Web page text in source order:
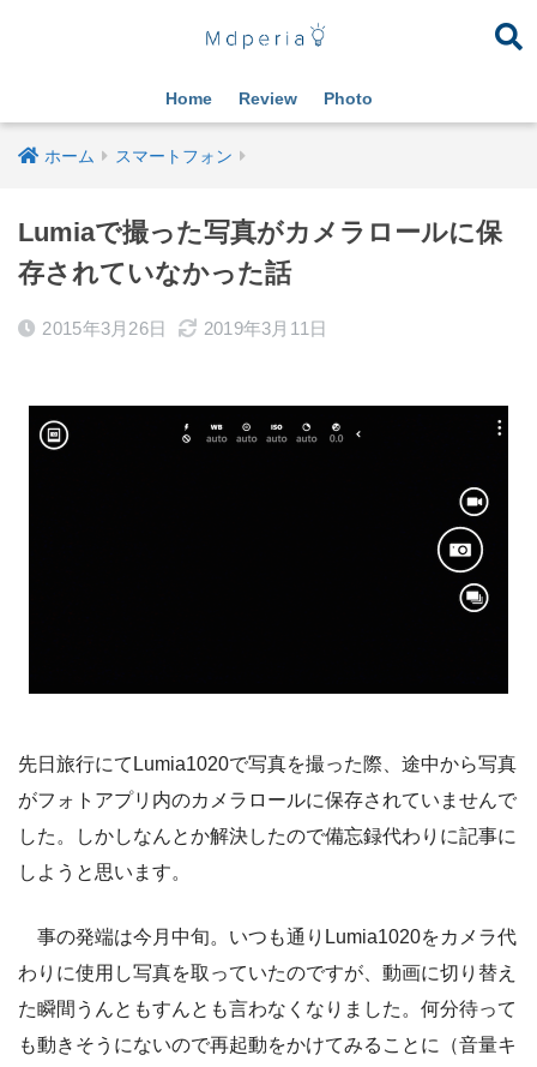
Home Review Photo
ホーム スマートフォン
Lumiaで撮った写真がカメラロールに保
存されていなかった話
2015年3月26日 2019年3月11日
先日旅行にてLumia1020で写真を撮った際、途中から写真
がフォトアプリ内のカメラロールに保存されていませんで
した。しかしなんとか解決したので備忘録代わりに記事に
しようと思います。
事の発端は今月中旬。いつも通りLumia1020をカメラ代
わりに使用し写真を取っていたのですが、動画に切り替え
た瞬間うんともすんとも言わなくなりました。何分待って
も動きそうにないので再起動をかけてみることに（音量キ